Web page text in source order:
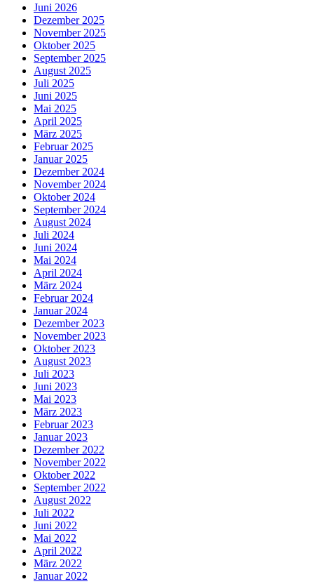
Juni 2026
Dezember 2025
November 2025
Oktober 2025
September 2025
August 2025
Juli 2025
Juni 2025
Mai 2025
April 2025
März 2025
Februar 2025
Januar 2025
Dezember 2024
November 2024
Oktober 2024
September 2024
August 2024
Juli 2024
Juni 2024
Mai 2024
April 2024
März 2024
Februar 2024
Januar 2024
Dezember 2023
November 2023
Oktober 2023
August 2023
Juli 2023
Juni 2023
Mai 2023
März 2023
Februar 2023
Januar 2023
Dezember 2022
November 2022
Oktober 2022
September 2022
August 2022
Juli 2022
Juni 2022
Mai 2022
April 2022
März 2022
Januar 2022